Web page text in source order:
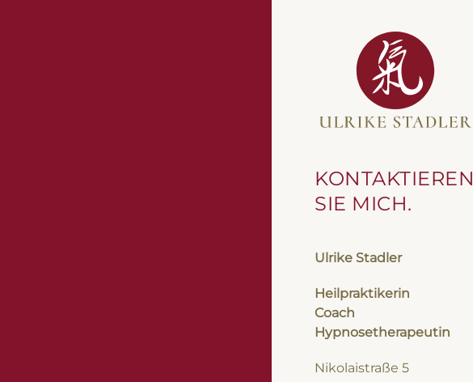
KONTAKTIEREN
SIE MICH.
Ulrike Stadler
Heilpraktikerin
Coach
Hypnosetherapeutin
Nikolaistraße 5